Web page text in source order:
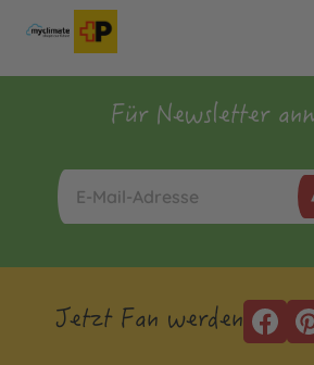
Für Newsletter
Jetzt Fan werden